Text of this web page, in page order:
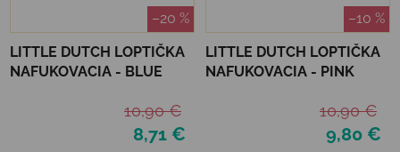
–20 %
LITTLE DUTCH LOPTIČKA
NAFUKOVACIA - BLUE
8,71 €
10,90 €
–10 %
LITTLE DUTCH LOPTIČKA
NAFUKOVACIA - PINK
9,80 €
10,90 €